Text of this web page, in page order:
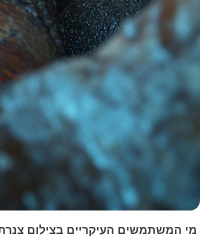
מי המשתמשים העיקריים בצילום